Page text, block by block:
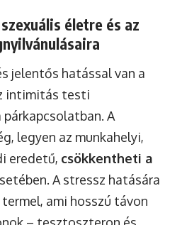
életre és az
jelentős hatással van a
intimitás testi
A
legyen az munkahelyi,
eredetű, csökkentheti a
A stressz hatására
ami hosszú távon